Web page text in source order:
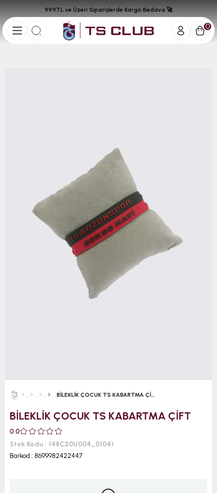
0
999TL ve Üzeri Siparişlerde Kargo Bedava 🚀
BİLEKLİK ÇOCUK TS KABARTMA ÇİFT
BİLEKLİK ÇOCUK TS KABARTMA ÇİFT
0.0
Stok Kodu
(48Ç20U004_0104)
Barkod : 8699982422447